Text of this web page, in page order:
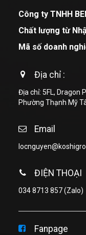
Công ty TNHH
Chất lượng từ
Mã số doanh
Địa chỉ :
Địa chỉ: 5FL, Dragon
Phường Thạnh Mỹ
Email
ĐIỆN THOẠI
034 8713 857(Zalo)
Fanpage